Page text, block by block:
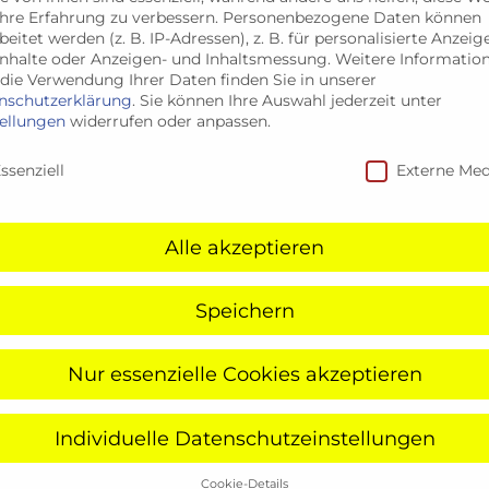
beginnt mit dem ersten Schritt
möchten ein individuelles
nicht, uns zu kontaktieren. Ihre
Anfrage?
so schnell wie möglich bei Ihnen. Dabei
auf Ihre Bedürfnisse und Fragen
Erfahrung zu verbessern. Personenbezogene Daten können
werden (z. B. IP-Adressen), z. B. für personalisierte
oder Anzeigen- und Inhaltsmessung. Weitere
Verwendung Ihrer Daten finden Sie in unserer
. Sie können Ihre Auswahl jederzeit unter
widerrufen oder anpassen.
Externe
Alle akzeptieren
Speichern
Nur essenzielle Cookies akzeptieren
Individuelle Datenschutzeinstellungen
Cookie-Details